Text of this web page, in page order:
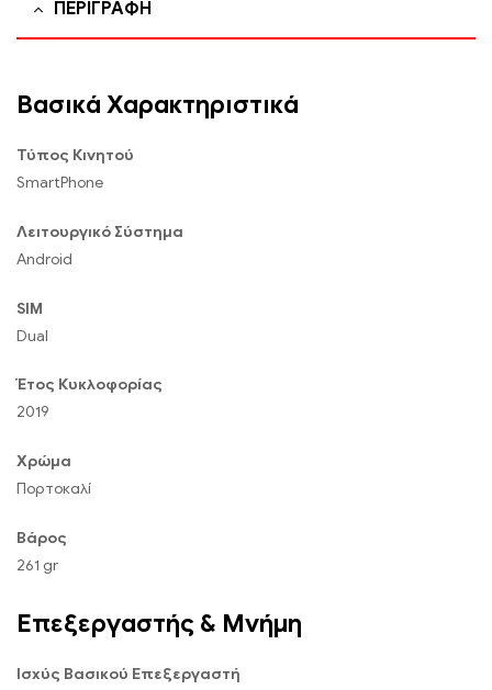
ΠΕΡΙΓΡΑΦΉ
Βασικά Χαρακτηριστικά
Τύπος Κινητού
SmartPhone
Λειτουργικό Σύστημα
Android
SIM
Dual
Έτος Κυκλοφορίας
2019
Χρώμα
Πορτοκαλί
Βάρος
261 gr
Επεξεργαστής & Μνήμη
Ισχύς Βασικού Επεξεργαστή